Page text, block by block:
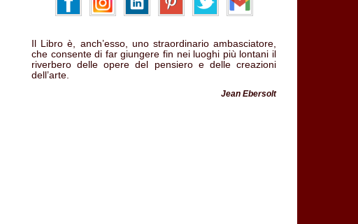
Il Libro è, anch’esso, uno straordinario ambasciatore,
che consente di far giungere fin nei luoghi più lontani il
riverbero delle opere del pensiero e delle creazioni
dell’arte.
Jean Ebersolt